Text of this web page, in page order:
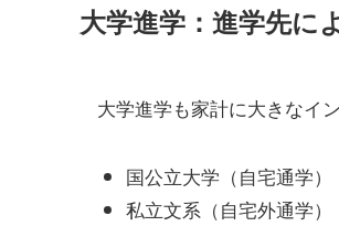
大学進学：進学先に
大学進学も家計に大きなイ
国公立大学（自宅通学
私立文系（自宅外通学